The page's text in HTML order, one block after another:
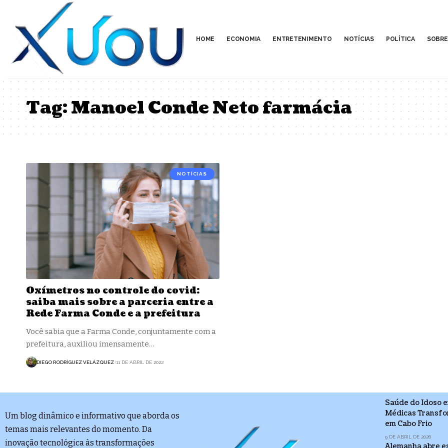
HOME ECONOMIA ENTRETENIMENTO NOTÍCIAS POLÍTICA
Tag:Manoel Conde Neto farmácia
NOTÍCIAS
Oxímetros no controle do covid:
saiba mais sobre a parceria entre a
Rede Farma Conde e a prefeitura
Você sabia que a Farma Conde, conjuntamente com a
prefeitura, auxiliou imensamente…
DIEGO RODRÍGUEZ VELÁZQUEZ 11 DE ABRIL DE 2022
Um blog dinâmico e informativo que aborda os
temas mais relevantes do momento. Da
inovação tecnológica às transformações
Saúde do Idoso
Médicas
em Cabo Frio
9 DE ABRIL DE 2026